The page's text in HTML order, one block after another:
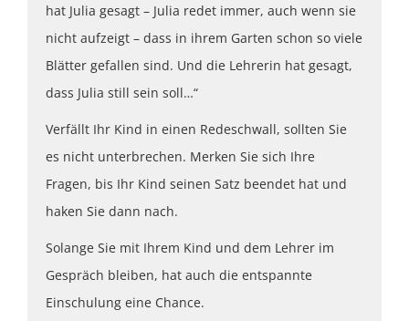
hat Julia gesagt – Julia redet immer, auch wenn sie
nicht aufzeigt – dass in ihrem Garten schon so viele
Blätter gefallen sind. Und die Lehrerin hat gesagt,
dass Julia still sein soll…“
Verfällt Ihr Kind in einen Redeschwall, sollten Sie
es nicht unterbrechen. Merken Sie sich Ihre
Fragen, bis Ihr Kind seinen Satz beendet hat und
haken Sie dann nach.
Solange Sie mit Ihrem Kind und dem Lehrer im
Gespräch bleiben, hat auch die entspannte
Einschulung eine Chance.